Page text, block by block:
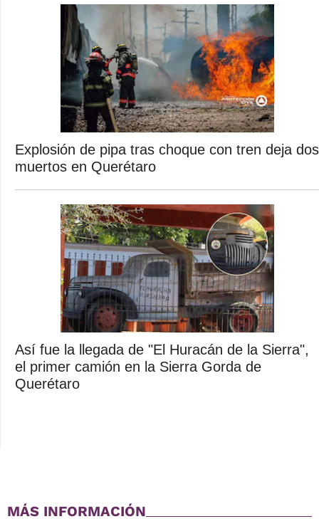
Explosión de pipa tras choque con tren deja dos
muertos en Querétaro
Así fue la llegada de "El Huracán de la Sierra",
el primer camión en la Sierra Gorda de
Querétaro
MÁS INFORMACIÓN